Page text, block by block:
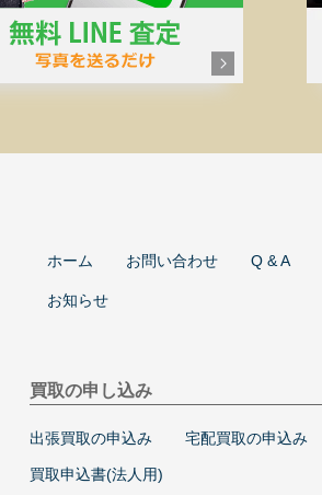
ホーム お問い合わせ Q & A
お知らせ
買取の申し込み
出張買取の申込み 宅配買取の申込み
買取申込書(法人用)